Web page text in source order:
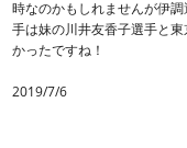
時なのかもしれませんが伊
手は妹の川井友香子選手と
かったですね！
2019/7/6